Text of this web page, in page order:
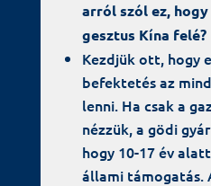
arról szól ez,
gesztus Kína felé?
Kezdjük ott, hogy
befektetés az
lenni. Ha csak a
nézzük, a gödi
hogy 10-17 év
állami támogatás.